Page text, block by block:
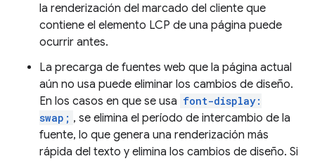
la renderización del marcado del cliente que
contiene el elemento LCP de una página puede
ocurrir antes.
La precarga de fuentes web que la página actual
aún no usa puede eliminar los cambios de diseño.
En los casos en que se usa font-display:
swap; , se elimina el período de intercambio de la
fuente, lo que genera una renderización más
rápida del texto y elimina los cambios de diseño. Si